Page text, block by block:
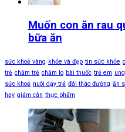
Muốn con ăn rau
bữa ăn
sức khoẻ vàng khỏe và đẹp tin sức khỏe
trẻ chăm trẻ chăm lo bài thuốc trẻ em
sức khoẻ nuôi dạy trẻ đái tháo đường ăn
hay giảm cân thực phẩm